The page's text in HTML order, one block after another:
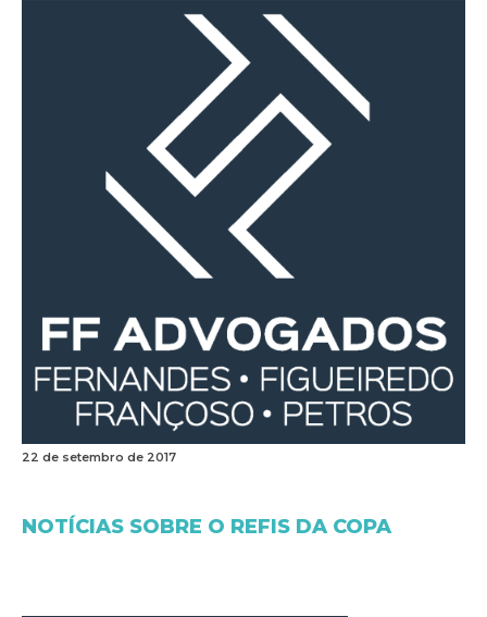
22 de setembro de 2017
NOTÍCIAS SOBRE O REFIS DA COPA